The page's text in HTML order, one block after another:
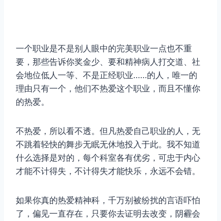
一个职业是不是别人眼中的完美职业一点也不重
要，那些告诉你奖金少、要和精神病人打交道、社
会地位低人一等、不是正经职业……的人，唯一的
理由只有一个，他们不热爱这个职业，而且不懂你
的热爱。
不热爱，所以看不透。但凡热爱自己职业的人，无
不跳着轻快的舞步无眠无休地投入于此。我不知道
什么选择是对的，每个科室各有优劣，可忠于内心
才能不计得失，不计得失才能快乐，永远不会错。
如果你真的热爱精神科，千万别被纷扰的言语吓怕
了，偏见一直存在，只要你去证明去改变，阴霾会